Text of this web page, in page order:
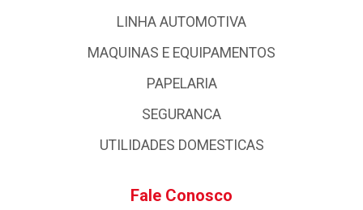
LINHA AUTOMOTIVA
MAQUINAS E EQUIPAMENTOS
PAPELARIA
SEGURANCA
UTILIDADES DOMESTICAS
Fale Conosco